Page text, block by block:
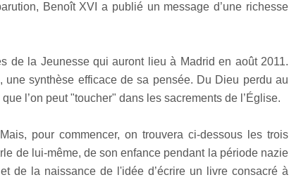
Benoît XVI a publié un message d’une richesse
de la Jeunesse qui auront lieu à Madrid en août 2011.
synthèse efficace de sa pensée. Du Dieu perdu au
l’on peut "toucher" dans les sacrements de l’Église.
pour commencer, on trouvera ci-dessous les trois
de lui-même, de son enfance pendant la période nazie
de la naissance de l'idée d’écrire un livre consacré à